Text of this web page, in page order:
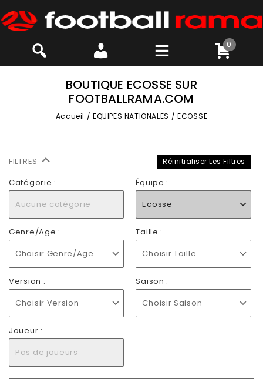
0
BOUTIQUE ECOSSE SUR
FOOTBALLRAMA.COM
Accueil /EQUIPES NATIONALES /ECOSSE
FILTRES Réinitialiser Les Filtres
Catégorie :
Aucune catégorie
Équipe :
Ecosse
Genre/Age :
Choisir Genre/Age
Taille :
Choisir Taille
Version :
Choisir Version
Saison :
Choisir Saison
Joueur :
Pas de joueurs